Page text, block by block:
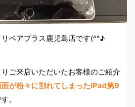
ペアプラス鹿児島店です(^^♪
ご来店いただいたお客様のご紹介
面が粉々に割れてしまったiPad第9
。